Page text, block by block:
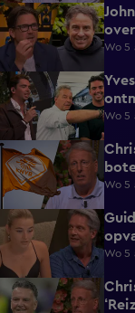
5:28
Wo 5
0:46
Wo 5
3:19
Wo 5
2:45
aan
Wo 5
0:39